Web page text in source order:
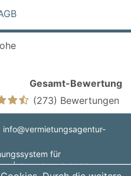
Gesamt-Bewertung
(273) Bewertungen
info@vermietungsagentur-
für
| Copyright © 2026